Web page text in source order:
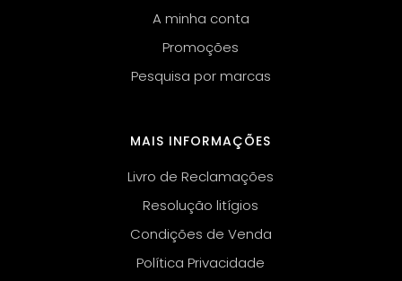
A minha conta
Promoções
Pesquisa por marcas
MAIS INFORMAÇÕES
Livro de Reclamações
Resolução litígios
Condições de Venda
Política Privacidade